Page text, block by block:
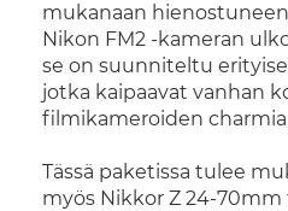
mukanaan
Nikon FM2 -kameran
se on suunniteltu
jotka kaipaavat vanhan
filmikameroiden
Tässä paketissa tulee
myös Nikkor Z 24-70mm